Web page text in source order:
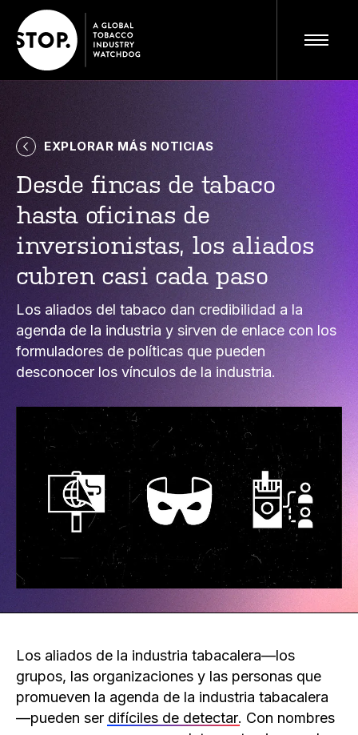
Visite el sitio completo ES
EXPLORAR MÁS NOTICIAS
Desde fincas de tabaco
hasta oficinas de
inversionistas, los aliados
cubren casi cada paso
Los aliados del tabaco dan credibilidad a la
agenda de la industria y sirven de enlace con los
formuladores de políticas que pueden
desconocer los vínculos de la industria.
Los aliados de la industria tabacalera—los
grupos, las organizaciones y las personas que
promueven la agenda de la industria tabacalera
—pueden ser difíciles de detectar. Con nombres